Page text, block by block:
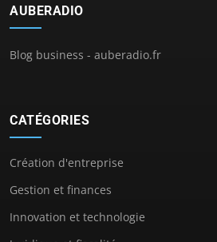
AUBERADIO
Blog business - auberadio.fr
CATÉGORIES
Création d'entreprise
Gestion et finances
Innovation et technologie